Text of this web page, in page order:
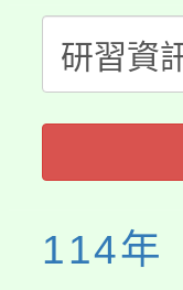
者。
份教
淨零
會
115
114年